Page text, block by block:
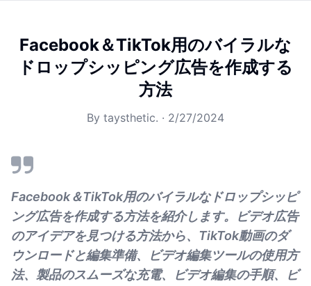
Facebook＆TikTok用のバイラルな
ドロップシッピング広告を作成する
方法
By taysthetic. · 2/27/2024
Facebook＆TikTok用のバイラルなドロップシッピ
ング広告を作成する方法を紹介します。ビデオ広告
のアイデアを見つける方法から、TikTok動画のダ
ウンロードと編集準備、ビデオ編集ツールの使用方
法、製品のスムーズな充電、ビデオ編集の手順、ビ